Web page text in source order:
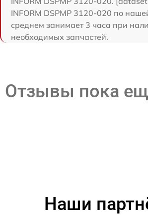
INFORM DSPMP 3120-020 по
среднем занимает 3 часа при
необходимых запчастей.
Отзывы пока
Наши